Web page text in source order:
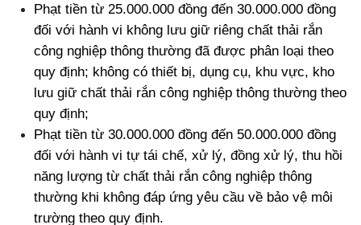
Phạt tiền từ 25.000.000 đồng đến 30.000.000 đồng
đối với hành vi không lưu giữ riêng chất thải rắn
công nghiệp thông thường đã được phân loại theo
quy định; không có thiết bị, dụng cụ, khu vực, kho
lưu giữ chất thải rắn công nghiệp thông thường theo
quy định;
Phạt tiền từ 30.000.000 đồng đến 50.000.000 đồng
đối với hành vi tự tái chế, xử lý, đồng xử lý, thu hồi
năng lượng từ chất thải rắn công nghiệp thông
thường khi không đáp ứng yêu cầu về bảo vệ môi
trường theo quy định.